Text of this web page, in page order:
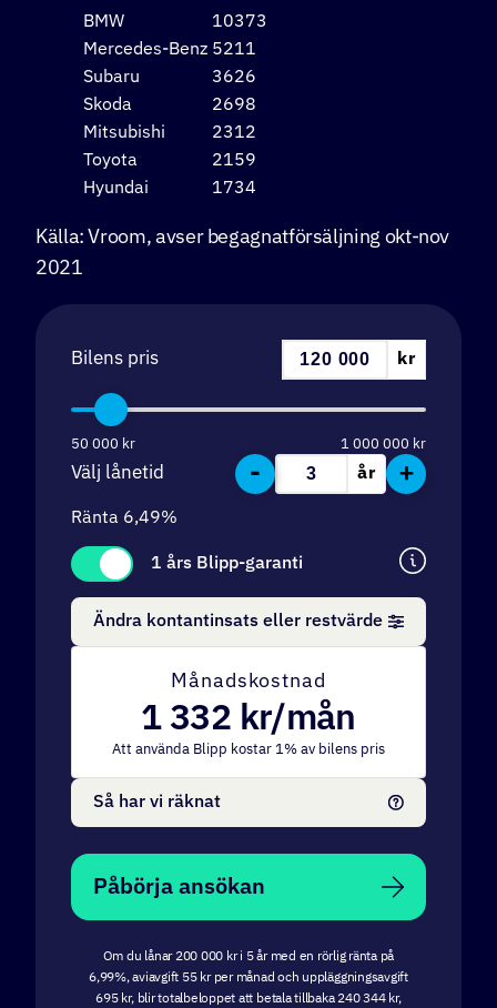
BMW
10373
Mercedes-Benz 5211
Subaru
3626
Skoda
2698
Mitsubishi
2312
Toyota
2159
Hyundai
1734
Källa: Vroom, avser begagnatförsäljning okt-nov
2021
Bilens pris kr
50 000 kr 1 000 000 kr
Välj lånetid - år +
Ränta 6,49%
1 års Blipp-garanti
Ändra kontantinsats eller restvärde
Månadskostnad
1 332 kr/mån
Att använda Blipp kostar 1% av bilens pris
Så har vi räknat
Påbörja ansökan
Om du lånar 200 000 kr i 5 år med en rörlig ränta på
6,99%, aviavgift 55 kr per månad och uppläggningsavgift
695 kr, blir totalbeloppet att betala tillbaka 240 344 kr,